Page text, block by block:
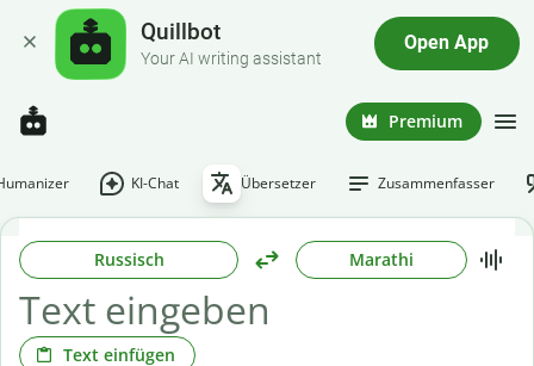
Quillbot
Your AI writing assistant
Open App
Premium
KI-Chat Übersetzer Zusammenfasser
Russisch Marathi
Text einfügen